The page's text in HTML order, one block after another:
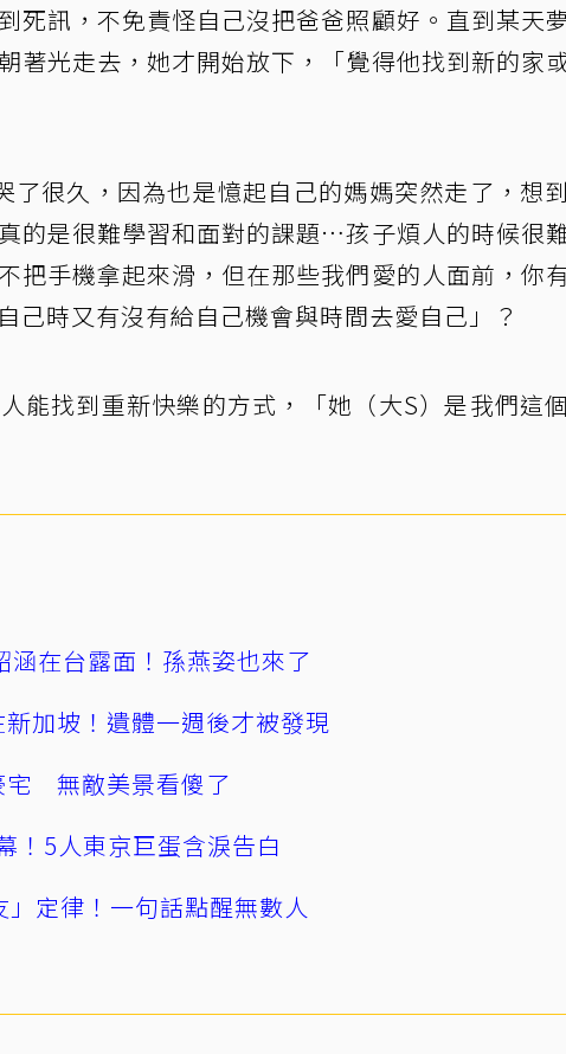
死訊，不免責怪自己沒把爸爸照顧好。直到某天
著光走去，她才開始放下，「覺得他找到新的家
了很久，因為也是憶起自己的媽媽突然走了，想
的是很難學習和面對的課題…孩子煩人的時候很
把手機拿起來滑，但在那些我們愛的人面前，你
己時又有沒有給自己機會與時間去愛自己」？
能找到重新快樂的方式，「她（大S）是我們這
涵在台露面！孫燕姿也來了
加坡！遺體一週後才被發現
宅 無敵美景看傻了
！5人東京巨蛋含淚告白
定律！一句話點醒無數人